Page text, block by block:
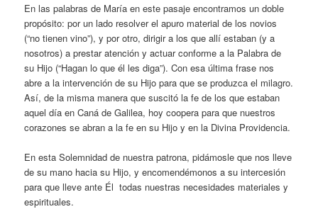
En las palabras de María en este pasaje encontramos un doble
propósito: por un lado resolver el apuro material de los novios
(“no tienen vino”), y por otro, dirigir a los que allí estaban (y a
nosotros) a prestar atención y actuar conforme a la Palabra de
su Hijo (“Hagan lo que él les diga”). Con esa última frase nos
abre a la intervención de su Hijo para que se produzca el milagro.
Así, de la misma manera que suscitó la fe de los que estaban
aquel día en Caná de Galilea, hoy coopera para que nuestros
corazones se abran a la fe en su Hijo y en la Divina Providencia.
En esta Solemnidad de nuestra patrona, pidámosle que nos lleve
de su mano hacia su Hijo, y encomendémonos a su intercesión
para que lleve ante Él todas nuestras necesidades materiales y
espirituales.